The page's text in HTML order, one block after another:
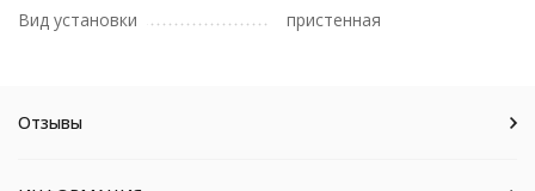
Вид установки
пристенная
Отзывы